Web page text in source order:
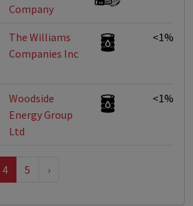
Company
The Williams
Companies Inc
<1%
Woodside
Energy Group
Ltd
<1%
4 5 ›